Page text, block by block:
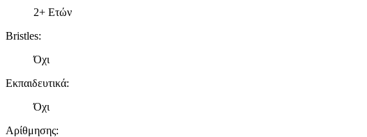
2+ Ετών
Bristles:
Όχι
Εκπαιδευτικά:
Όχι
Αρίθμησης: